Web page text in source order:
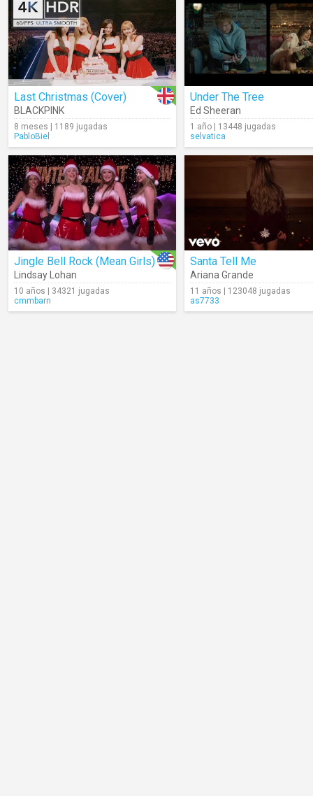
Last Christmas (Cover)
BLACKPINK
8 meses | 1189 jugadas
PabloBiel
Under The Tree
Ed Sheeran
1 año | 13448 jugadas
selvatica
Jingle Bell Rock (Mean Girls)
Lindsay Lohan
10 años | 34321 jugadas
cmmbarn
Santa Tell Me
Ariana Grande
11 años | 123048 jugadas
as7733